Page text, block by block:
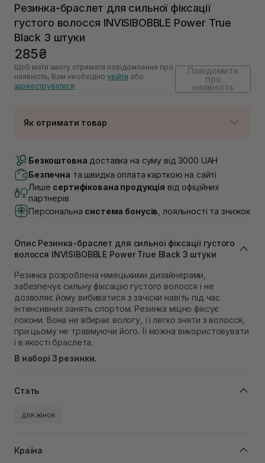
Резинка-браслет для сильної фіксації
густого волосся INVISIBOBBLE Power True
Black 3 штуки
285₴
Щоб мати змогу отримати повідомлення про
наявність, Вам необхідно увійти або
зареєструватися.
Повідомити
про
наявність
Як отримати товар
Немає в наявності!
Немає в наявності!
Самовивіз м. Львів, вул. Академіка Підстригача, 1В
(Duck’s Lake)
Немає в наявності!
Самовивіз м. Львів, вул. Степана Бандери 45
Немає в наявності!
Самовивіз м. Рівне, вул. 16-го Липня, 15
Немає в наявності!
Самовивіз м. Рівне, вул. Кулика і Гудачека 23 (ТЦ
Екватор)
Немає в наявності!
Безкоштовна доставка на суму від 3000 UAH
Безпечна та швидка оплата карткою на сайті
Лише сертифікована продукція від офіційних
партнерів
Персональна система бонусів , лояльності та знижок
Опис Резинка-браслет для сильної фіксації густого
волосся INVISIBOBBLE Power True Black 3 штуки
Резинка розроблена німецькими дизайнерами,
забезпечує сильну фіксацію густого волосся і не
дозволяє йому вибиватися з зачіски навіть під час
інтенсивних занять спортом. Резинка міцно фіксує
локони. Вона не вбирає вологу, її легко зняти з волосся,
при цьому не травмуючи його. Її можна використовувати
і в якості браслета.
В наборі 3 резинки.
Стать
для жінок
Країна